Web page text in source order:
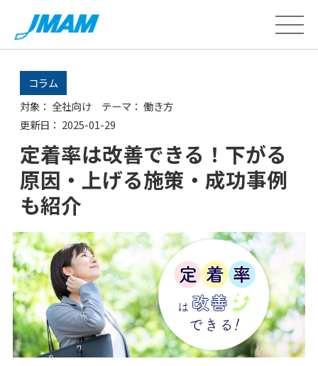
コラム
対象： 全社向け テーマ： 働き方
更新日： 2025-01-29
定着率は改善できる！下がる
原因・上げる施策・成功事例
も紹介